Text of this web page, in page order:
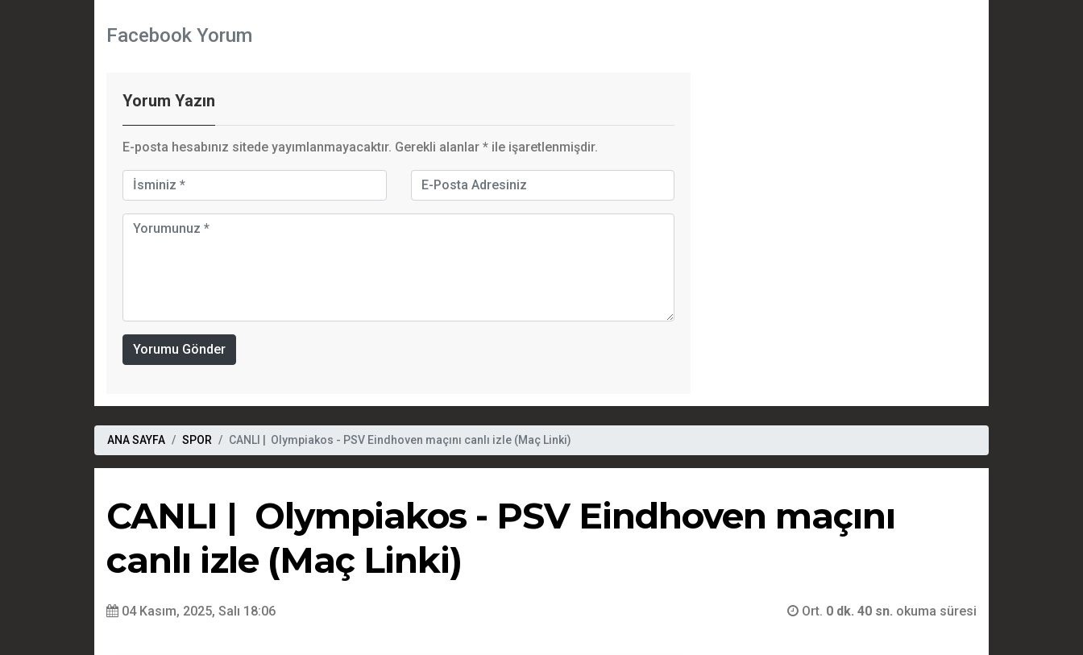
Facebook Yorum
Yorum Yazın
E-posta hesabınız sitede yayımlanmayacaktır. Gerekli alanlar * ile işaretlenmişdir.
Yorumu Gönder
ANA SAYFA SPOR CANLI | Olympiakos - PSV Eindhoven maçını canlı izle (Maç Linki)
CANLI | Olympiakos - PSV Eindhoven maçını
canlı izle (Maç Linki)
04 Kasım, 2025, Salı 18:06 Ort. 0 dk. 40 sn. okuma süresi